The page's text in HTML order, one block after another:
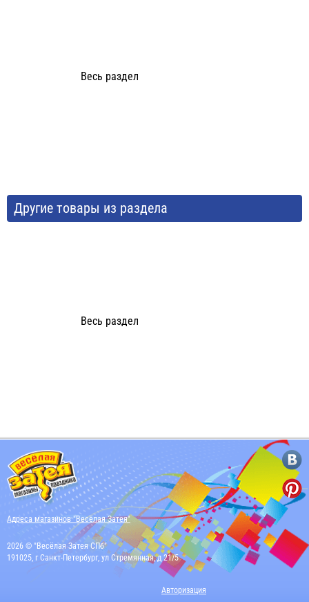
Весь раздел
Другие товары из раздела
Весь раздел
Адреса магазинов "Весёлая Затея"
2026 © "Весёлая Затея СПб"
191025, г Санкт-Петербург, ул Стремянная, д 21/5
Авторизация